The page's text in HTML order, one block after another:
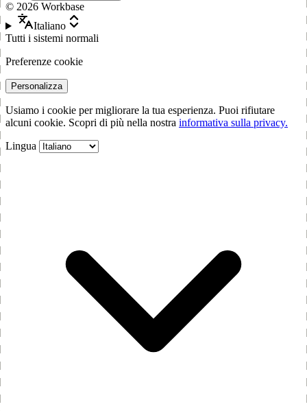
© 2026 Workbase
Italiano
Tutti i sistemi normali
Preferenze cookie
Personalizza
Usiamo i cookie per migliorare la tua esperienza. Puoi rifiutare
alcuni cookie. Scopri di più nella nostra informativa sulla privacy.
Lingua